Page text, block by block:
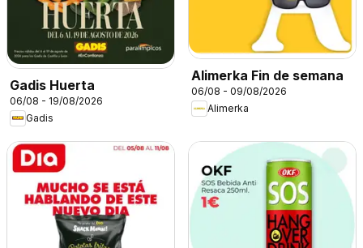
Gadis Huerta
06/08 - 19/08/2026
Gadis
Alimerka Fin de semana
06/08 - 09/08/2026
Alimerka